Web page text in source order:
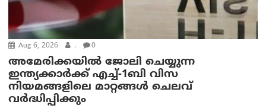
Aug 6, 2026 . 0
അമേരിക്കയില്‍ ജോലി ചെയ്യുന്ന
ഇന്ത്യക്കാർക്ക് എച്ച്-1ബി വിസ
നിയമങ്ങളിലെ മാറ്റങ്ങൾ ചെലവ്
വർദ്ധിപ്പിക്കും